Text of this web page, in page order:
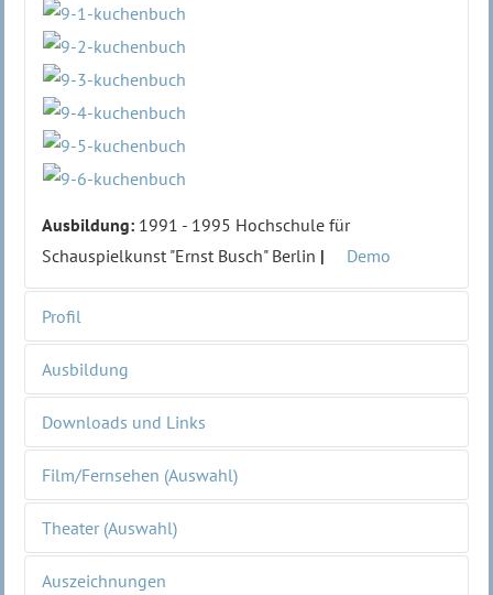
Ausbildung: 1991 - 1995 Hochschule für
Schauspielkunst "Ernst Busch" Berlin | Demo
Profil
Jahrgang
Nationalität
Wohnort
BERLIN
Größe
Haarfarbe
Augenfarbe
grau-blau
Dialekte
Ausbildung
Busch" Berlin
Downloads und Links
>>Vita als PDF
>>Bilder zum download
Film/Fernsehen (Auswahl)
2024
Theater (Auswahl)
Auszeichnungen